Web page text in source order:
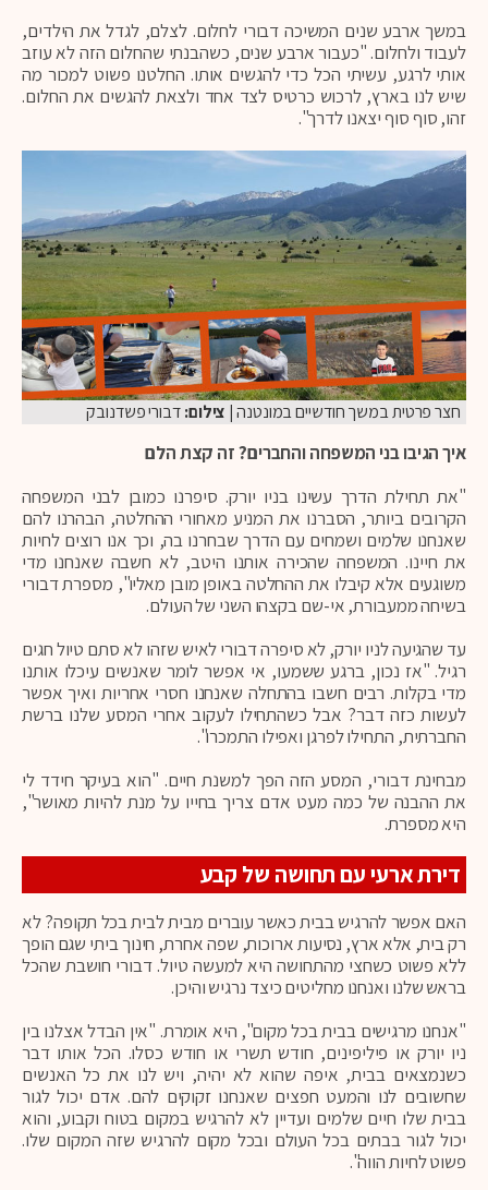
במשך ארבע שנים המשיכה דבורי לחלום. לצלם, לגדל את הילדים,
לעבוד ולחלום. "כעבור ארבע שנים, כשהבנתי שהחלום הזה לא עוזב
אותי לרגע, עשיתי הכל כדי להגשים אותו. החלטנו פשוט למכור מה
שיש לנו בארץ, לרכוש כרטיס לצד אחד ולצאת להגשים את החלום.
זהו, סוף סוף יצאנו לדרך".
חצר פרטית במשך חודשיים במונטנה| צילום:דבורי פשדנובק
איך הגיבו בני המשפחה והחברים? זה קצת הלם
"את תחילת הדרך עשינו בניו יורק. סיפרנו כמובן לבני המשפחה
הקרובים ביותר, הסברנו את המניע מאחורי ההחלטה, הבהרנו להם
שאנחנו שלמים ושמחים עם הדרך שבחרנו בה, וכך אנו רוצים לחיות
את חיינו. המשפחה שהכירה אותנו היטב, לא חשבה שאנחנו מדי
משוגעים אלא קיבלו את ההחלטה באופן מובן מאליו", מספרת דבורי
בשיחה ממעבורת, אי-שם בקצהו השני של העולם.
עד שהגיעה לניו יורק, לא סיפרה דבורי לאיש שזהו לא סתם טיול חגים
רגיל. "אז נכון, ברגע ששמעו, אי אפשר לומר שאנשים עיכלו אותנו
מדי בקלות. רבים חשבו בהתחלה שאנחנו חסרי אחריות ואיך אפשר
לעשות כזה דבר? אבל כשהתחילו לעקוב אחרי המסע שלנו ברשת
החברתית, התחילו לפרגן ואפילו התמכרו".
מבחינת דבורי, המסע הזה הפך למשנת חיים. "הוא בעיקר חידד לי
את ההבנה של כמה מעט אדם צריך בחייו על מנת להיות מאושר",
היא מספרת.
דירת ארעי עם תחושה של קבע
האם אפשר להרגיש בבית כאשר עוברים מבית לבית בכל תקופה? לא
רק בית, אלא ארץ, נסיעות ארוכות, שפה אחרת, חינוך ביתי שגם הופך
ללא פשוט כשחצי מהתחושה היא למעשה טיול. דבורי חושבת שהכל
בראש שלנו ואנחנו מחליטים כיצד נרגיש והיכן.
"אנחנו מרגישים בבית בכל מקום", היא אומרת. "אין הבדל אצלנו בין
ניו יורק או פיליפינים, חודש תשרי או חודש כסלו. הכל אותו דבר
כשנמצאים בבית, איפה שהוא לא יהיה, ויש לנו את כל האנשים
שחשובים לנו והמעט חפצים שאנחנו זקוקים להם. אדם יכול לגור
בבית שלו חיים שלמים ועדיין לא להרגיש במקום בטוח וקבוע, והוא
יכול לגור בבתים בכל העולם ובכל מקום להרגיש שזה המקום שלו.
פשוט לחיות הווה".